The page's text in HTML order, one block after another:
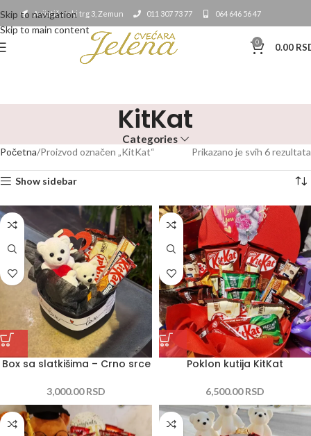
Skip to navigation
Skip to main content
Avijatičarski trg 3, Zemun 011 307 73 77 064 646 56 47
0 0.00
KitKat
Categories
Početna Proizvod označen „KitKat“ Prikazano je svih 6 rezultata
Show sidebar
Box sa slatkišima – Crno srce
3,000.00RSD
Poklon kutija KitKat
6,500.00RSD